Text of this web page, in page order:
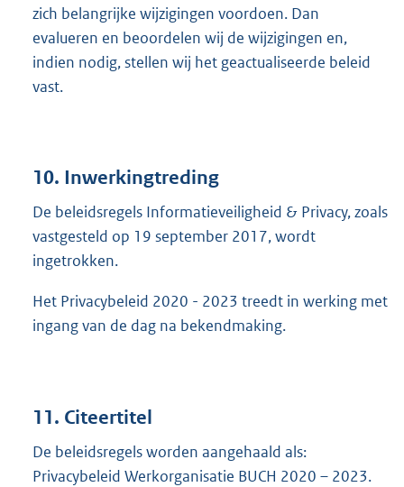
zich belangrijke wijzigingen voordoen. Dan
evalueren en beoordelen wij de wijzigingen en,
indien nodig, stellen wij het geactualiseerde beleid
vast.
10. Inwerkingtreding
De beleidsregels Informatieveiligheid & Privacy, zoals
vastgesteld op 19 september 2017, wordt
ingetrokken.
Het Privacybeleid 2020 - 2023 treedt in werking met
ingang van de dag na bekendmaking.
11. Citeertitel
De beleidsregels worden aangehaald als:
Privacybeleid Werkorganisatie BUCH 2020 – 2023.